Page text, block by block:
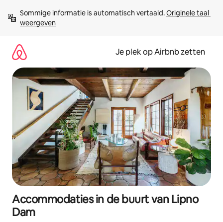
direct
naar
Sommige informatie is automatisch vertaald. Originele taal
weergeven
Je plek op Airbnb zetten
Accommodaties in de buurt van Lipno
Dam